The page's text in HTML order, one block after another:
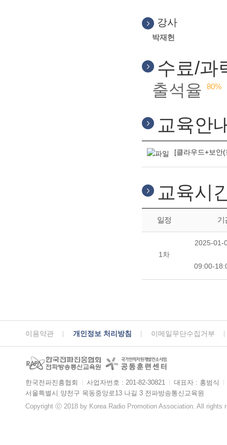
강사
박재헌
수료/과
출석율 80%
교육안
[클라우드+보안
교육시
일정 기
1차
2025-01-
09:00-
이용약관 개인정보 처리방침 이메일무단수집거부
한국전파진흥협회 사업자번호 : 201-82-30821 대표자 : 홍범식
서울특별시 양천구 목동중앙로13 나길 3 전파방송통신교육원
Copyright ⓒ 2018 by Korea Radio Promotion Association. All rights